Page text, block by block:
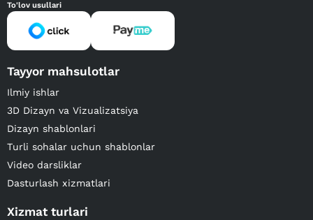
To'lov usullari
Tayyor mahsulotlar
Ilmiy ishlar
3D Dizayn va Vizualizatsiya
Dizayn shablonlari
Turli sohalar uchun shablonlar
Video darsliklar
Dasturlash xizmatlari
Xizmat turlari